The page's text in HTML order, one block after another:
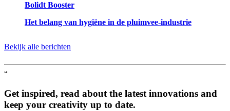
Bolidt Booster
Het belang van hygiëne in de pluimvee-industrie
Bekijk alle berichten
“
Get inspired, read about the latest innovations and
keep your creativity up to date.